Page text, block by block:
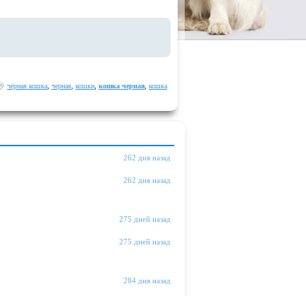
черная кошка черная кошки кошка черная кошка
262 дня назад
262 дня назад
275 дней назад
275 дней назад
284 дня назад